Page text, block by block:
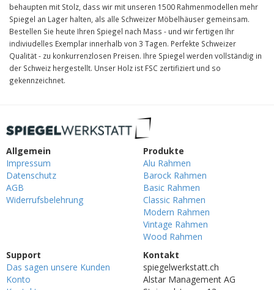
behaupten mit Stolz, dass wir mit unseren 1500 Rahmenmodellen mehr
Spiegel an Lager halten, als alle Schweizer Möbelhäuser gemeinsam.
Bestellen Sie heute Ihren Spiegel nach Mass - und wir fertigen Ihr
indiviudelles Exemplar innerhalb von 3 Tagen. Perfekte Schweizer
Qualität - zu konkurrenzlosen Preisen. Ihre Spiegel werden vollständig in
der Schweiz hergestellt. Unser Holz ist FSC zertifiziert und so
gekennzeichnet.
Allgemein
Impressum
Datenschutz
AGB
Widerrufsbelehrung
Produkte
Alu Rahmen
Barock Rahmen
Basic Rahmen
Classic Rahmen
Modern Rahmen
Vintage Rahmen
Wood Rahmen
Support
Das sagen unsere Kunden
Konto
Kontakt
spiegelwerkstatt.ch
Alstar Management AG